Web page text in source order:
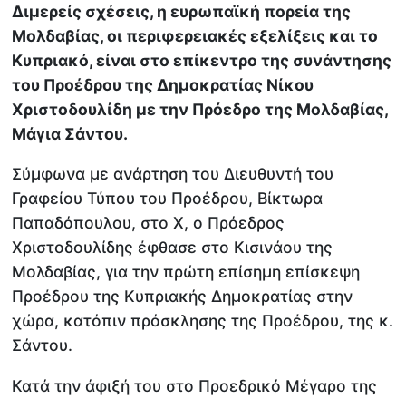
Διμερείς σχέσεις, η ευρωπαϊκή πορεία της
Μολδαβίας, οι περιφερειακές εξελίξεις και το
Κυπριακό, είναι στο επίκεντρο της συνάντησης
του Προέδρου της Δημοκρατίας Νίκου
Χριστοδουλίδη με την Πρόεδρο της Μολδαβίας,
Μάγια Σάντου.
Σύμφωνα με ανάρτηση του Διευθυντή του
Γραφείου Τύπου του Προέδρου, Βίκτωρα
Παπαδόπουλου, στο Χ, ο Πρόεδρος
Χριστοδουλίδης έφθασε στο Κισινάου της
Μολδαβίας, για την πρώτη επίσημη επίσκεψη
Προέδρου της Κυπριακής Δημοκρατίας στην
χώρα, κατόπιν πρόσκλησης της Προέδρου, της κ.
Σάντου.
Κατά την άφιξή του στο Προεδρικό Μέγαρο της